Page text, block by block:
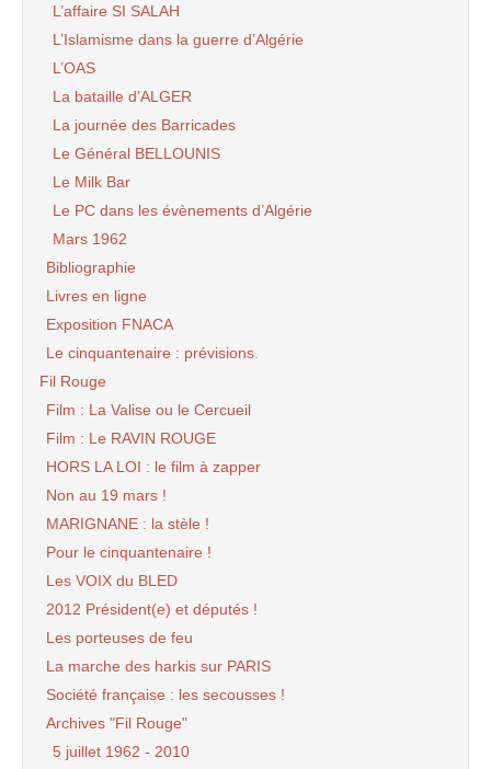
L’affaire SI SALAH
L’Islamisme dans la guerre d’Algérie
L’OAS
La bataille d’ALGER
La journée des Barricades
Le Général BELLOUNIS
Le Milk Bar
Le PC dans les évènements d’Algérie
Mars 1962
Bibliographie
Livres en ligne
Exposition FNACA
Le cinquantenaire : prévisions.
Fil Rouge
Film : La Valise ou le Cercueil
Film : Le RAVIN ROUGE
HORS LA LOI : le film à zapper
Non au 19 mars !
MARIGNANE : la stèle !
Pour le cinquantenaire !
Les VOIX du BLED
2012 Président(e) et députés !
Les porteuses de feu
La marche des harkis sur PARIS
Société française : les secousses !
Archives "Fil Rouge"
5 juillet 1962 - 2010